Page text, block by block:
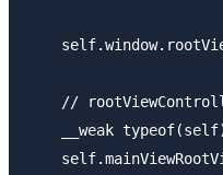
//
__weak